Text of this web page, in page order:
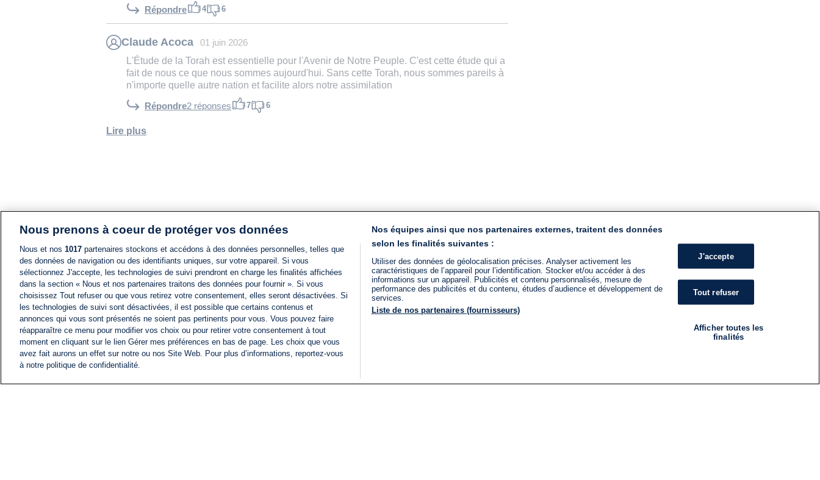
Répondre 4 6
Claude Acoca 01 juin 2026
L'Étude de la Torah est essentielle pour l'Avenir de Notre Peuple. C'est cette étude qui a
fait de nous ce que nous sommes aujourd'hui. Sans cette Torah, nous sommes pareils à
n'importe quelle autre nation et facilite alors notre assimilation
Répondre2 réponses 7 6
Lire plus
Nous prenons à coeur de protéger vos données
Nous et nos 1017 partenaires stockons et accédons à des données personnelles, telles que
des données de navigation ou des identifiants uniques, sur votre appareil. Si vous
sélectionnez J'accepte, les technologies de suivi prendront en charge les finalités affichées
dans la section « Nous et nos partenaires traitons des données pour fournir ». Si vous
choisissez Tout refuser ou que vous retirez votre consentement, elles seront désactivées. Si
les technologies de suivi sont désactivées, il est possible que certains contenus et
annonces qui vous sont présentés ne soient pas pertinents pour vous. Vous pouvez faire
réapparaître ce menu pour modifier vos choix ou pour retirer votre consentement à tout
moment en cliquant sur le lien Gérer mes préférences en bas de page. Les choix que vous
avez fait aurons un effet sur notre ou nos Site Web. Pour plus d’informations, reportez-vous
à notre politique de confidentialité.
Nos équipes ainsi que nos partenaires externes, traitent des données
selon les finalités suivantes :
Utiliser des données de géolocalisation précises. Analyser activement les
caractéristiques de l’appareil pour l’identification. Stocker et/ou accéder à des
informations sur un appareil. Publicités et contenu personnalisés, mesure de
performance des publicités et du contenu, études d’audience et développement de
services.
Liste de nos partenaires (fournisseurs)
J'accepte
Tout refuser
Afficher toutes les
finalités